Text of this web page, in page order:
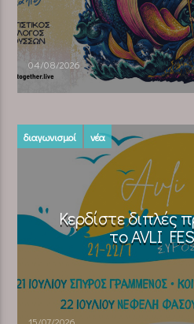
04/08/2026
διαγωνισμοί νέα
Κερδίστε διπλές
το AVLI
15/07/2026